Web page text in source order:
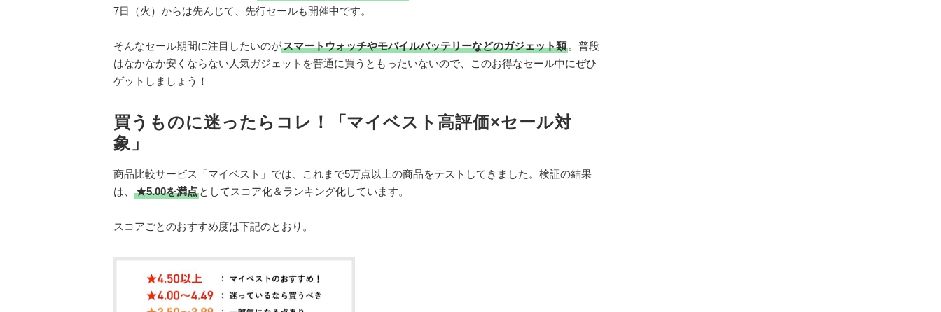
7日（火）からは先んじて、先行セールも開催中です。
そんなセール期間に注目したいのがスマートウォッチやモバイルバッテリーなどのガジェット類 。普段
はなかなか安くならない人気ガジェットを普通に買うともったいないので、このお得なセール中にぜひ
ゲットしましょう！
買うものに迷ったらコレ！「マイベスト高評価×セール対
象」
商品比較サービス「マイベスト」では、これまで5万点以上の商品をテストしてきました。検証の結果
は、
★5.00を満点 としてスコア化＆ランキング化しています。
スコアごとのおすすめ度は下記のとおり。